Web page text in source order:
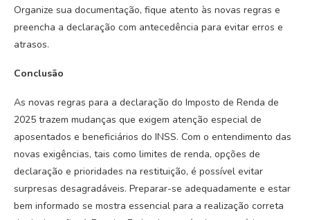
Organize sua documentação, fique atento às novas regras e
preencha a declaração com antecedência para evitar erros e
atrasos.
Conclusão
As novas regras para a declaração do Imposto de Renda de
2025 trazem mudanças que exigem atenção especial de
aposentados e beneficiários do INSS. Com o entendimento das
novas exigências, tais como limites de renda, opções de
declaração e prioridades na restituição, é possível evitar
surpresas desagradáveis. Preparar-se adequadamente e estar
bem informado se mostra essencial para a realização correta